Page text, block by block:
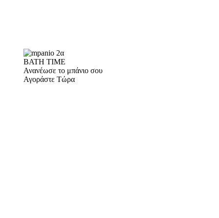
BATH TIME
Ανανέωσε το μπάνιο σου
Αγοράστε Τώρα